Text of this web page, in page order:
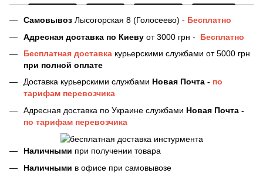
Самовывоз Лысогорская 8 (Голосеево) - Бесплатно
Адресная доставка по Киеву от 3000 грн -
Бесплатно
Бесплатная доставка курьерскими службами от 5000 грн
при полной оплате
Доставка курьерскими службами Новая Почта - по
тарифам перевозчика
Адресная доставка по Украине службами Новая Почта -
по тарифам перевозчика
Наличными при получении товара
Наличными в офисе при самовывозе